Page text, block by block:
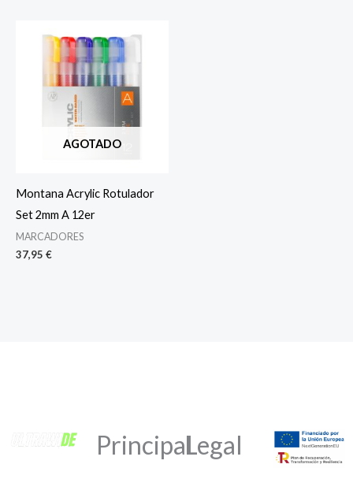
AGOTADO
Montana Acrylic Rotulador
Set 2mm A 12er
MARCADORES
37,95 €
PrincipalLegal